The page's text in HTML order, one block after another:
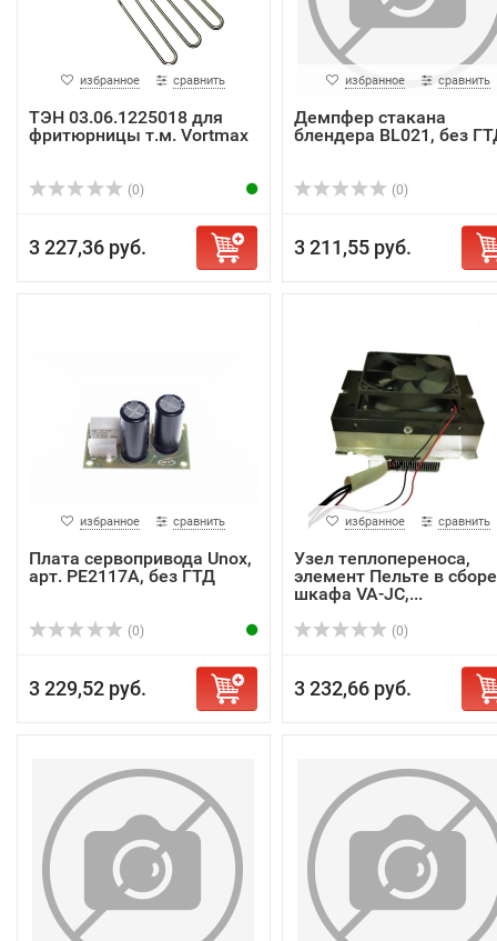
избранное сравнить
ТЭН 03.06.1225018 для
фритюрницы т.м. Vortmax
(0)
3 227,36 руб.
избранное сравнить
Демпфер стакана
блендера BL021, без
(0)
3 211,55 руб.
избранное сравнить
Плата сервопривода Unox,
арт. PE2117A, без ГТД
(0)
3 229,52 руб.
избранное сравнить
Узел теплопереноса,
элемент Пельте в
шкафа VA-JC,...
(0)
3 232,66 руб.